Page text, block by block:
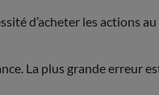
d’acheter les actions
La plus grande erreur